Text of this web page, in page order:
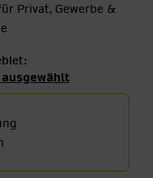
Privat, Gewerbe &